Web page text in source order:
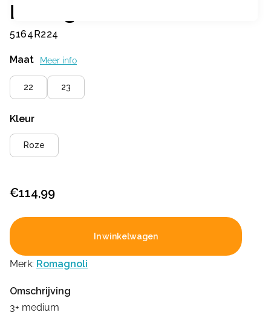
Romagnoli
5164R224
Kleur
Roze
Maat Meer info
22 23
€114,99
In winkelwagen
Merk: Romagnoli
Omschrijving
3+ medium